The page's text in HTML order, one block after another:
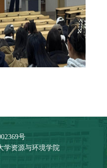
号
学资源与环境学院